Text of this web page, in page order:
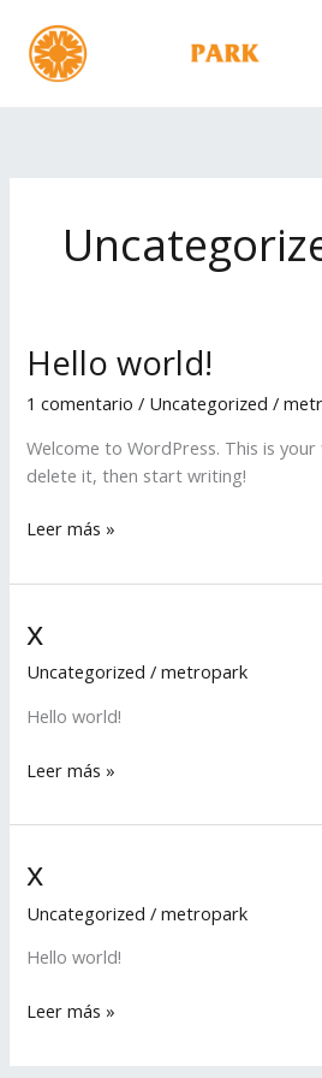
contenido
Hello world!
1 comentario / Uncategorized /
Welcome to WordPress. This is
delete it, then start writing!
Hello
world!
Leer más »
x
Uncategorized /metropark
Hello world!
x
Leer más »
x
Uncategorized /metropark
Hello world!
x
Leer más »